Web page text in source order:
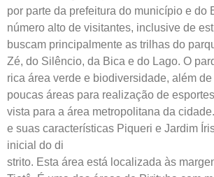
por parte da prefeitura do município e do
número alto de visitantes, inclusive de
buscam principalmente as trilhas do
Zé, do Silêncio, da Bica e do Lago. O
rica área verde e biodiversidade, além
poucas áreas para realização de
vista para a área metropolitana da
e suas características Piqueri e Jardim
inicial do di
strito. Esta área está localizada às